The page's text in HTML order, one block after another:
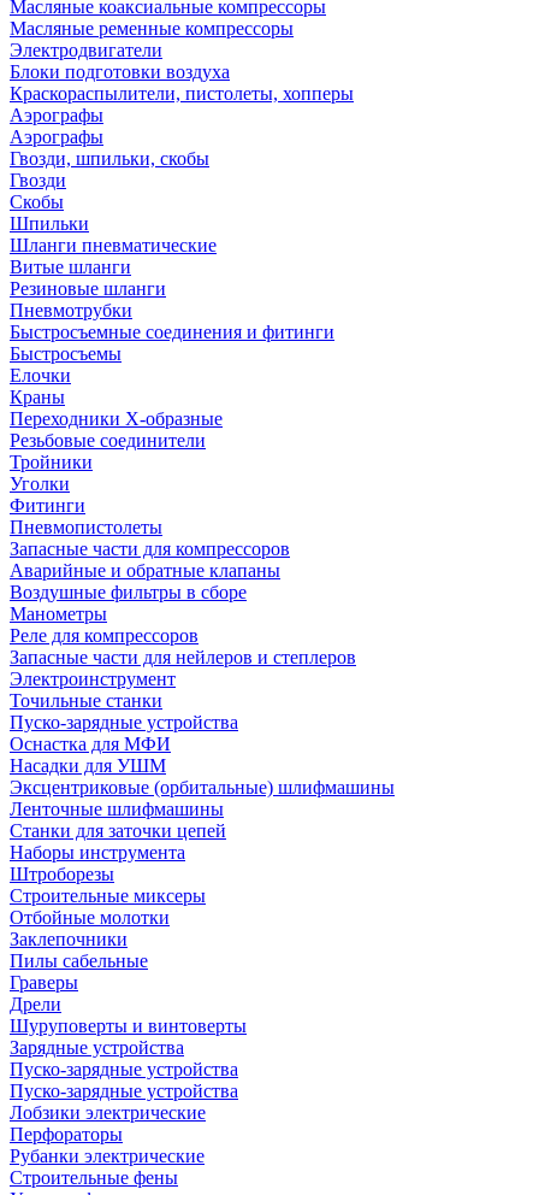
Масляные коаксиальные компрессоры
Масляные ременные компрессоры
Электродвигатели
Блоки подготовки воздуха
Краскораспылители, пистолеты, хопперы
Аэрографы
Аэрографы
Гвозди, шпильки, скобы
Гвозди
Скобы
Шпильки
Шланги пневматические
Витые шланги
Резиновые шланги
Пневмотрубки
Быстросъемные соединения и фитинги
Быстросъемы
Елочки
Краны
Переходники Х-образные
Резьбовые соединители
Тройники
Уголки
Фитинги
Пневмопистолеты
Запасные части для компрессоров
Аварийные и обратные клапаны
Воздушные фильтры в сборе
Манометры
Реле для компрессоров
Запасные части для нейлеров и степлеров
Электроинструмент
Точильные станки
Пуско-зарядные устройства
Оснастка для МФИ
Насадки для УШМ
Эксцентриковые (орбитальные) шлифмашины
Ленточные шлифмашины
Станки для заточки цепей
Наборы инструмента
Штроборезы
Строительные миксеры
Отбойные молотки
Заклепочники
Пилы сабельные
Граверы
Дрели
Шуруповерты и винтоверты
Зарядные устройства
Пуско-зарядные устройства
Пуско-зарядные устройства
Лобзики электрические
Перфораторы
Рубанки электрические
Строительные фены